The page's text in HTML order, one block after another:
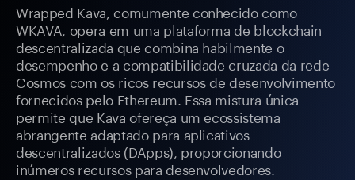
Wrapped Kava, comumente conhecido como
WKAVA, opera em uma plataforma de blockchain
descentralizada que combina habilmente o
desempenho e a compatibilidade cruzada da rede
Cosmos com os ricos recursos de desenvolvimento
fornecidos pelo Ethereum. Essa mistura única
permite que Kava ofereça um ecossistema
abrangente adaptado para aplicativos
descentralizados (DApps), proporcionando
inúmeros recursos para desenvolvedores.